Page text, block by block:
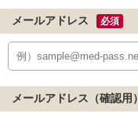
メールアドレス 必須
メールアドレス（確認用）